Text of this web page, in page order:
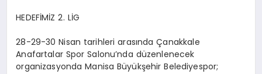
HEDEFİMİZ 2. LİG
28-29-30 Nisan tarihleri arasında Çanakkale
Anafartalar Spor Salonu’nda düzenlenecek
organizasyonda Manisa Büyükşehir Belediyespor;